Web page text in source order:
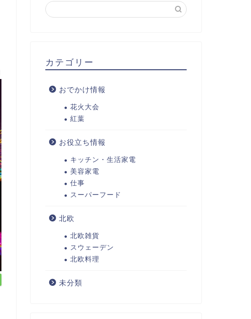
カテゴリー
おでかけ情報
花火大会
紅葉
お役立ち情報
キッチン・生活家電
美容家電
仕事
スーパーフード
北欧
北欧雑貨
スウェーデン
北欧料理
未分類